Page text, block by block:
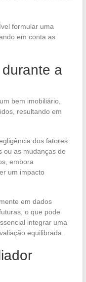
formular uma
em conta as
a
bem imobiliário,
resultando em
dos fatores
ou as mudanças de
embora
um impacto
em dados
o que pode
integrar uma
equilibrada.